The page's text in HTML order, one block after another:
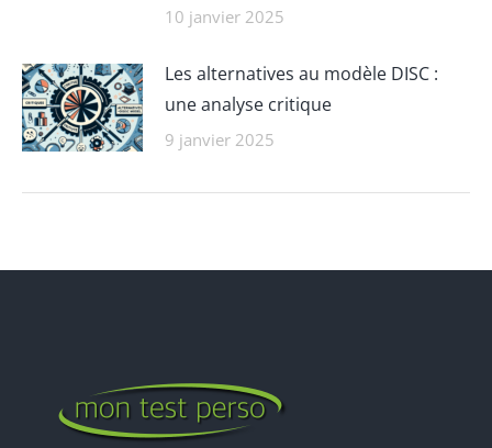
10 janvier 2025
Les alternatives au modèle DISC :
une analyse critique
9 janvier 2025